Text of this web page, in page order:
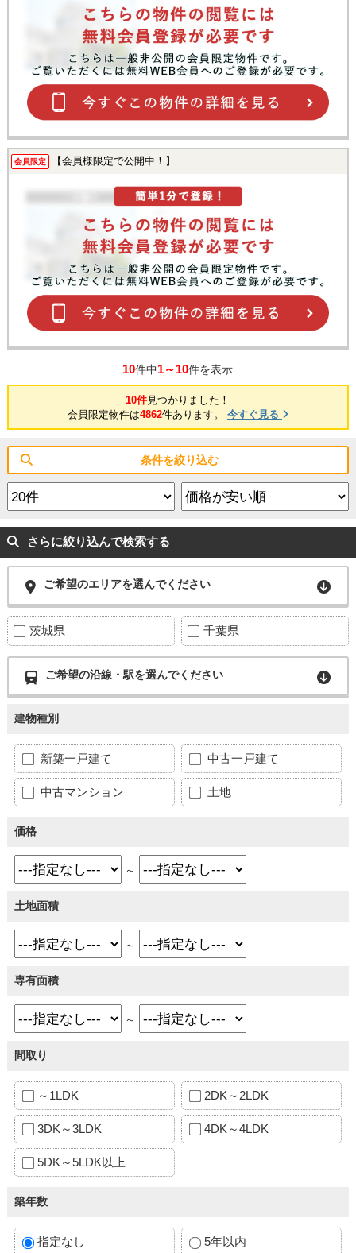
会員限定 【会員様限定で公開中！】
10件中1～10件を表示
10件見つかりました！
会員限定物件は4862件あります。 今すぐ見る
条件を絞り込む
さらに絞り込んで検索する
ご希望のエリアを選んでください
茨城県 千葉県
ご希望の沿線・駅を選んでください
建物種別
新築一戸建て 中古一戸建て
中古マンション 土地
価格
～
土地面積
～
専有面積
～
間取り
～1LDK 2DK～2LDK
3DK～3LDK 4DK～4LDK
5DK～5LDK以上
築年数
指定なし 5年以内